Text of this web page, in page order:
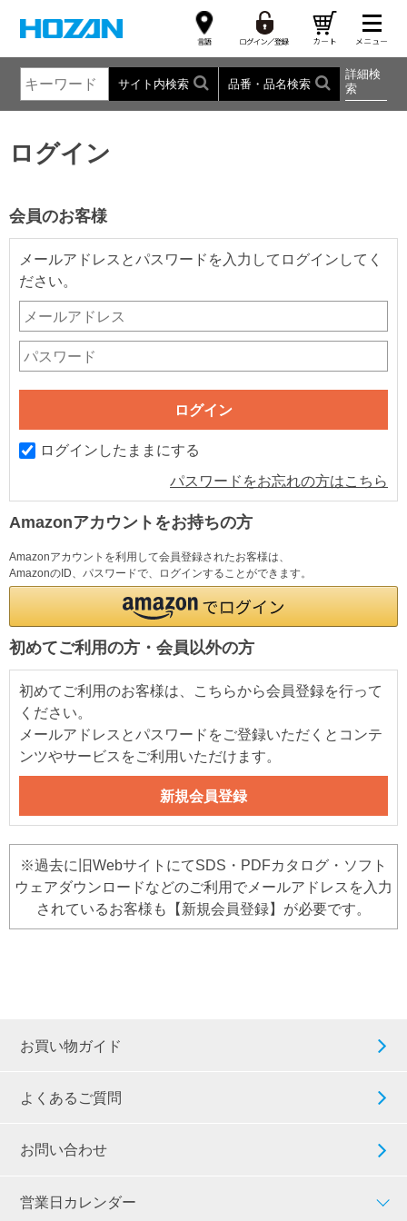
サイト内検索 品番・品名検索
詳細検
索
ログイン
会員のお客様
メールアドレスとパスワードを入力してログインしてく
ださい。
ログインしたままにする
パスワードをお忘れの方はこちら
Amazonアカウントをお持ちの方
Amazonアカウントを利用して会員登録されたお客様は、
AmazonのID、パスワードで、ログインすることができます。
初めてご利用の方・会員以外の方
初めてご利用のお客様は、こちらから会員登録を行って
ください。
メールアドレスとパスワードをご登録いただくとコンテ
ンツやサービスをご利用いただけます。
※過去に旧WebサイトにてSDS・PDFカタログ・ソフト
ウェアダウンロードなどのご利用でメールアドレスを入力
されているお客様も【新規会員登録】が必要です。
お買い物ガイド
よくあるご質問
お問い合わせ
営業日カレンダー